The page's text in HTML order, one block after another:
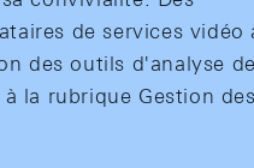
de services vidéo
des outils d'analyse de
la rubrique Gestion des